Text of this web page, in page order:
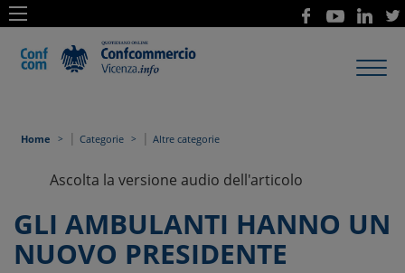
Home | Categorie | Altre categorie
Ascolta la versione audio dell'articolo
GLI AMBULANTI HANNO UN
NUOVO PRESIDENTE